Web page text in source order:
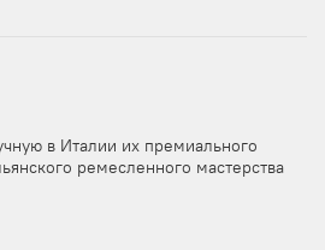
в Италии их премиального
ремесленного мастерства